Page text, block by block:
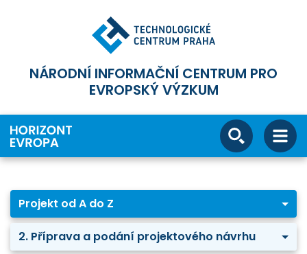
NÁRODNÍ INFORMAČNÍ CENTRUM PRO
EVROPSKÝ VÝZKUM
Projekt od A do Z
2. Příprava a podání projektového návrhu